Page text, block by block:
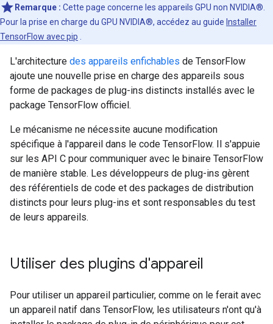
Remarque : Cette page concerne les appareils GPU non NVIDIA®.
Pour la prise en charge du GPU NVIDIA®, accédez au guide Installer
TensorFlow avec pip
L'architecture des appareils enfichables de TensorFlow
ajoute une nouvelle prise en charge des appareils sous
forme de packages de plug-ins distincts installés avec le
package TensorFlow officiel.
Le mécanisme ne nécessite aucune modification
spécifique à l'appareil dans le code TensorFlow. Il s'appuie
sur les API C pour communiquer avec le binaire TensorFlow
de manière stable. Les développeurs de plug-ins gèrent
des référentiels de code et des packages de distribution
distincts pour leurs plug-ins et sont responsables du test
de leurs appareils.
Utiliser des plugins d'appareil
Pour utiliser un appareil particulier, comme on le ferait avec
un appareil natif dans TensorFlow, les utilisateurs n'ont qu'à